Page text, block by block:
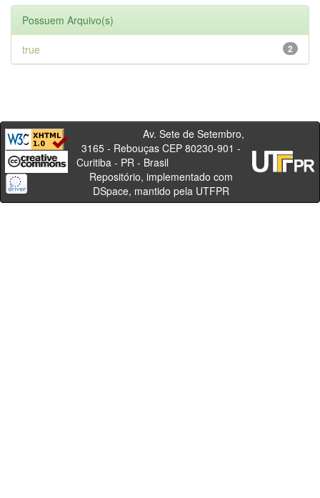
Possuem Arquivo(s)
2
true
Av. Sete de Setembro,
3165 - Rebouças CEP 80230-901 -
Curitiba - PR - Brasil
Repositório, implementado com
DSpace, mantido pela UTFPR